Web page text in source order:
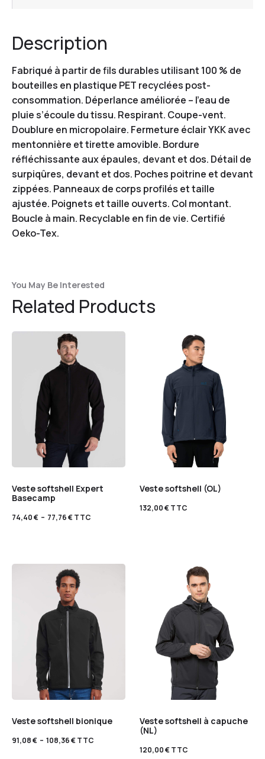
Description
Fabriqué à partir de fils durables utilisant 100 % de
bouteilles en plastique PET recyclées post-
consommation. Déperlance améliorée – l’eau de
pluie s’écoule du tissu. Respirant. Coupe-vent.
Doublure en micropolaire. Fermeture éclair YKK avec
mentonnière et tirette amovible. Bordure
réfléchissante aux épaules, devant et dos. Détail de
surpiqûres, devant et dos. Poches poitrine et devant
zippées. Panneaux de corps profilés et taille
ajustée. Poignets et taille ouverts. Col montant.
Boucle à main. Recyclable en fin de vie. Certifié
Oeko-Tex.
You May Be Interested
Related Products
Veste softshell Expert
Basecamp
74,40€ – 77,76€TTC
Veste softshell (OL)
132,00€TTC
Veste softshell bionique
91,08€ – 108,36€TTC
Veste softshell à capuche
(NL)
120,00€TTC